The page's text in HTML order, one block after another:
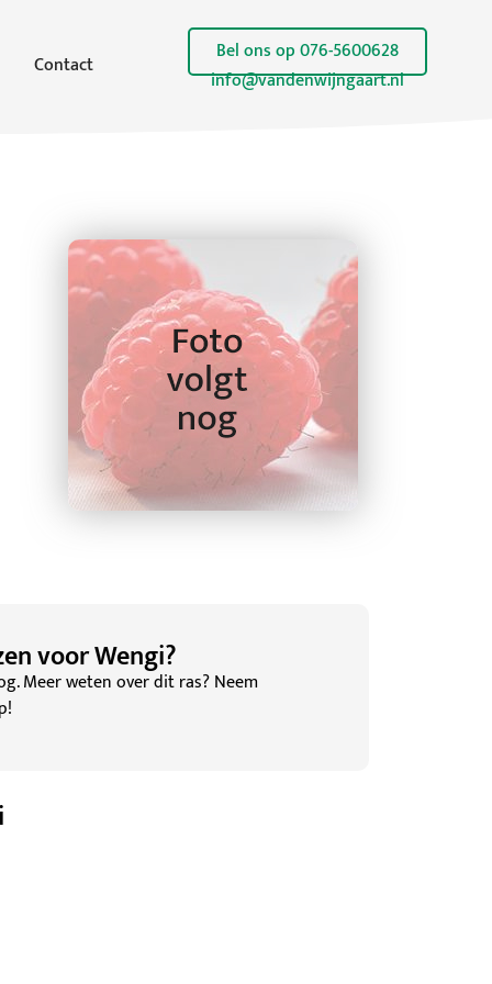
Contact
Bel ons op 076-5600628
info@vandenwijngaart.nl
voor ​Wengi?
Meer weten over dit ras? Neem